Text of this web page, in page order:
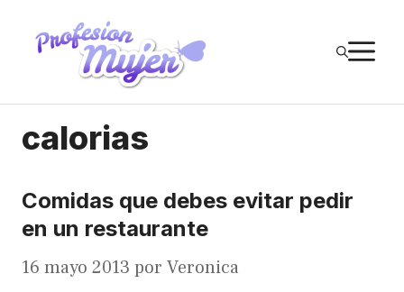
calorias
Comidas que debes evitar pedir
en un restaurante
16 mayo 2013 por Veronica